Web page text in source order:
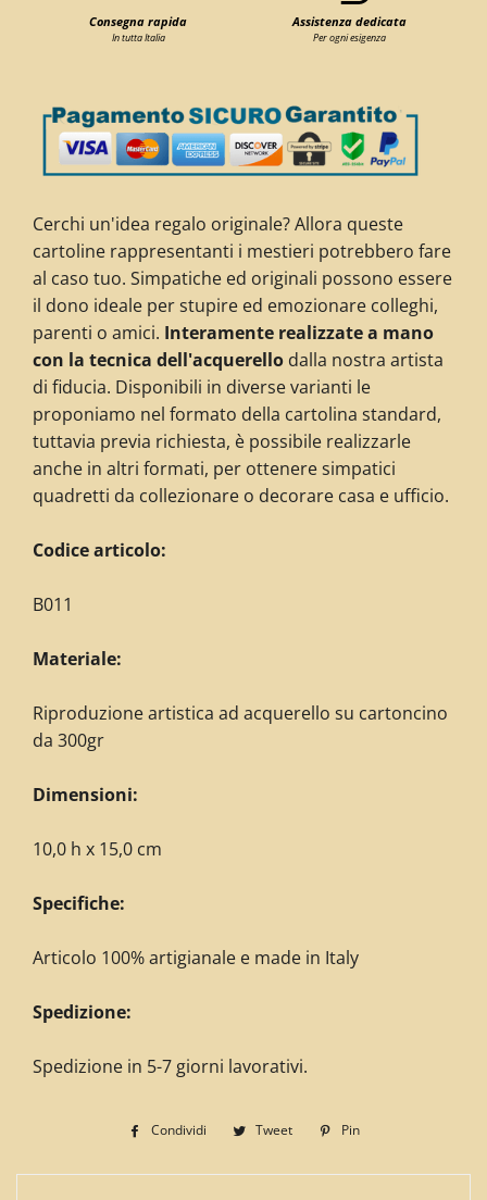
Consegna rapida
In tutta Italia
Assistenza dedicata
Per ogni esigenza
Cerchi un'idea regalo originale? Allora queste
cartoline rappresentanti i mestieri potrebbero fare
al caso tuo. Simpatiche ed originali possono essere
il dono ideale per stupire ed emozionare colleghi,
parenti o amici. Interamente realizzate a mano
con la tecnica dell'acquerello dalla nostra artista
di fiducia. Disponibili in diverse varianti le
proponiamo nel formato della cartolina standard,
tuttavia previa richiesta, è possibile realizzarle
anche in altri formati, per ottenere simpatici
quadretti da collezionare o decorare casa e ufficio.
Codice articolo:
B011
Materiale:
Riproduzione artistica ad acquerello su cartoncino
da 300gr
Dimensioni:
10,0 h x 15,0 cm
Specifiche:
Articolo 100% artigianale e made in Italy
Spedizione:
Spedizione in 5-7 giorni lavorativi.
Condividi
Condividi
Facebook
Tweet
Twitta
Twitter
Pin
Pinterest